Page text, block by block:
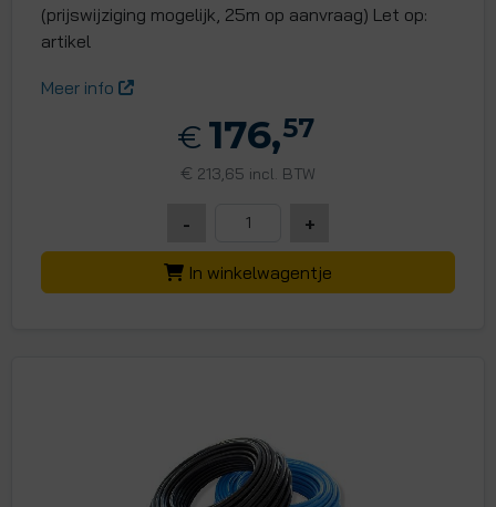
(prijswijziging mogelijk, 25m op aanvraag) Let op:
artikel
Meer info
€ 176,57
€ 213,65 incl. BTW
- +
In winkelwagentje